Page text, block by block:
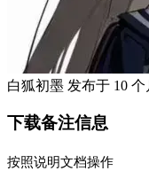
白狐初墨 发布于 10
下载备注信息
按照说明文档操作